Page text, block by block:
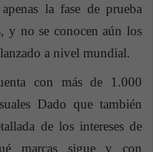
la fase de prueba
y no se conocen aún los
a nivel mundial.
con más de 1.000
Dado que también
de los intereses de
marcas sigue y con